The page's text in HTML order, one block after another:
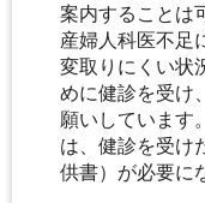
案内することは
産婦人科医不足
変取りにくい状
めに健診を受け
願いしています
は、健診を受け
供書）が必要に